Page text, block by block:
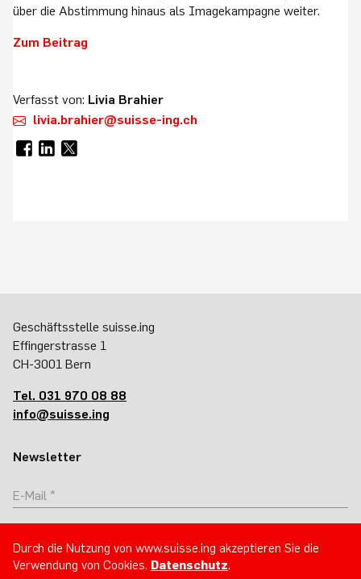
über die Abstimmung hinaus als Imagekampagne weiter.
Zum Beitrag
Verfasst von: Livia Brahier
livia.brahier@suisse-ing.ch
Geschäftsstelle suisse.ing
Effingerstrasse 1
CH-3001 Bern
Tel. 031 970 08 88
info@suisse.ing
Newsletter
Abonnieren
Durch die Nutzung von www.suisse.ing akzeptieren Sie die
Verwendung von Cookies. Datenschutz.